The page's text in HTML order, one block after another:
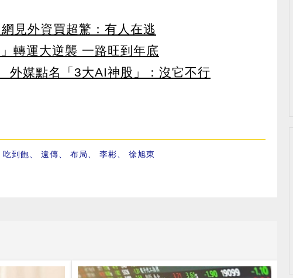
見外資買超驚：有人在逃
轉運大逆襲 一路旺到年底
外媒點名「3大AI神股」：沒它不行
吃到飽、 遠傳、 布局、 李彬、 徐旭東